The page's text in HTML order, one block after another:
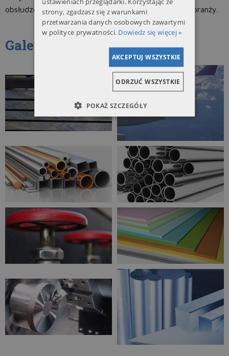
obsłudze, Alinox stał się jedną z czołowych firm w branży.
Galeria
strony, zgadzasz się z warunkami
przetwarzania danych osobowych zawartymi
w polityce prywatności. Dowiedz się więcej »
AKCEPTUJ WSZYSTKIE
ODRZUĆ WSZYSTKIE
POKAŻ SZCZEGÓŁY